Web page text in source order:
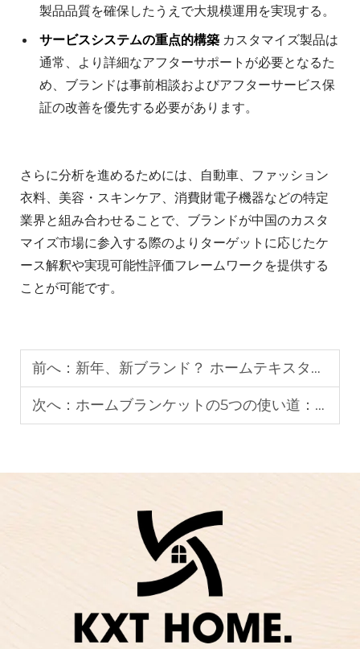
製品品質を確保したうえで大規模運用を実現する。
サービスシステムの重点的構築 カスタマイズ製品は
通常、より詳細なアフターサポートが必要となるた
め、ブランドは事前相談およびアフターサービス保
証の改善を優先する必要があります。
さらに分析を進めるためには、自動車、ファッション
衣料、美容・スキンケア、消費財電子機器などの特定
業界と組み合わせることで、ブランドが中国のカスタ
マイズ市場に参入する際のよりターゲットに応じたケ
ース解釈や実現可能性評価フレームワークを提供する
ことが可能です。
前へ： 新年、新ブランド？ ホームテキスタイル製品ラインをゼロから始める方法
次へ： ホームブランケットの5つの使い道：温かさだけが目的ではない